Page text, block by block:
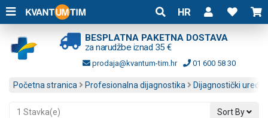
HR
BESPLATNA PAKETNA DOSTAVA
za narudžbe iznad 35 €
prodaja@kvantum-tim.hr 01 600 58 30
Početna stranica Profesionalna dijagnostika Dijagnostički uređaji
1 Stavka(e) Sort By